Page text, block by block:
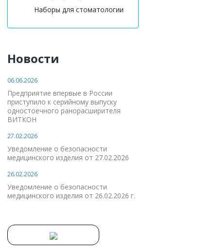
Наборы для стоматологии
Новости
06.06.2026
Предприятие впервые в России
приступило к серийному выпуску
одностоечного ранорасширителя
ВИТКОН
27.02.2026
Уведомление о безопасности
медицинского изделия от 27.02.2026
26.02.2026
Уведомление о безопасности
медицинского изделия от 26.02.2026 г.